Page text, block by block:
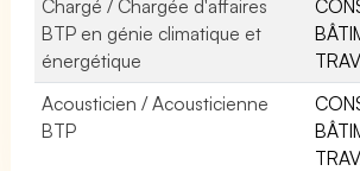
Chargé / Chargée d'affaires
BTP en génie climatique et
énergétique
Acousticien / Acousticienne
BTP